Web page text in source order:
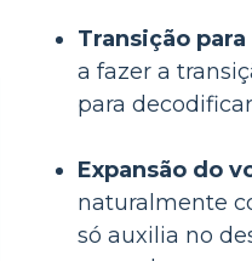
Transição
a fazer a
para
Expansão do
naturalmente
só auxilia no